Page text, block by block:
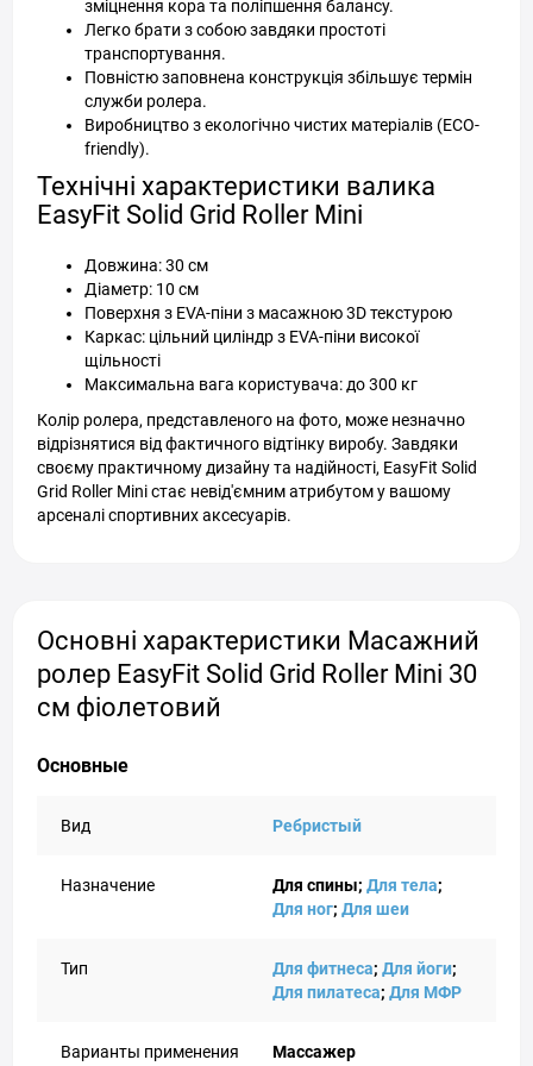
зміцнення кора та поліпшення балансу.
Легко брати з собою завдяки простоті
транспортування.
Повністю заповнена конструкція збільшує термін
служби ролера.
Виробництво з екологічно чистих матеріалів (ECO-
friendly).
Технічні характеристики валика
EasyFit Solid Grid Roller Mini
Довжина: 30 см
Діаметр: 10 см
Поверхня з EVA-піни з масажною 3D текстурою
Каркас: цільний циліндр з EVA-піни високої
щільності
Максимальна вага користувача: до 300 кг
Колір ролера, представленого на фото, може незначно
відрізнятися від фактичного відтінку виробу. Завдяки
своєму практичному дизайну та надійності, EasyFit Solid
Grid Roller Mini стає невід'ємним атрибутом у вашому
арсеналі спортивних аксесуарів.
Основні характеристики Масажний
ролер EasyFit Solid Grid Roller Mini 30
см фіолетовий
Основные
Вид Ребристый
Назначение Для спины; Для тела;
Для ног; Для шеи
Тип Для фитнеса; Для йоги;
Для пилатеса; Для МФР
Варианты применения Массажер